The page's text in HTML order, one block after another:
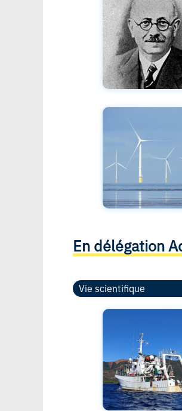
En délégation
Vie scientifique